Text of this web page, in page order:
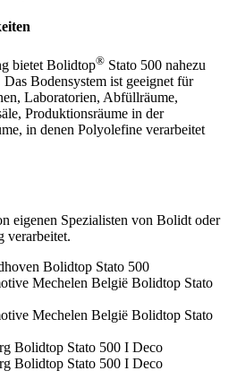
bietet Bolidtop® Stato 500 nahezu
Bodensystem ist geeignet für
Laboratorien, Abfüllräume,
Produktionsräume in der
in denen Polyolefine verarbeitet
eigenen Spezialisten von Bolidt oder
verarbeitet.